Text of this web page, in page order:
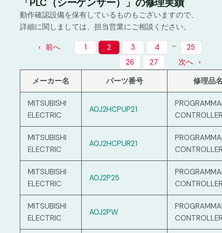
動作確認設備を保有しているものもございますので、
詳細に関しましては、担当営業にご相談ください。
前へ 1 2 3 4 …
25
26
27
次へ
メーカー名
パーツ番号 修理品
MITSUBISHI
ELECTRIC
A0J2HCPUP21
MITSUBISHI
ELECTRIC
A0J2HCPUR21
MITSUBISHI
ELECTRIC
A0J2P25
MITSUBISHI
ELECTRIC
A0J2PW